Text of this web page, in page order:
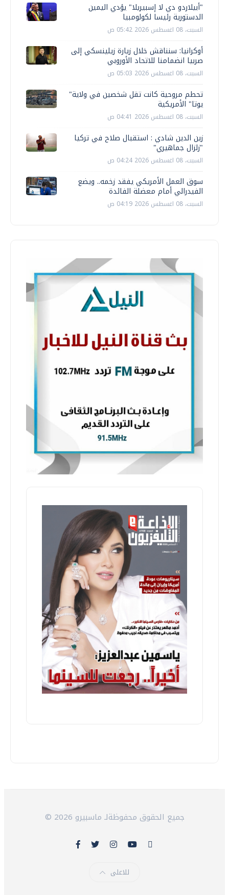
"أبيلاردو دي لا إسبيريلا" يؤدي اليمين
الدستورية رئيسا لكولومبيا
السبت، 08 اغسطس 2026 05:42 ص
أوكرانيا: سنناقش خلال زيارة زيلينسكي إلى
صربيا انضمامنا للاتحاد الأوروبي
السبت، 08 اغسطس 2026 05:03 ص
تحطم مروحية كانت تقل شخصين في ولاية"
يوتا" الأمريكية
السبت، 08 اغسطس 2026 04:41 ص
زين الدين شادي : استقبال صلاح في تركيا
"زلزال جماهيري"
السبت، 08 اغسطس 2026 04:24 ص
سوق العمل الأمريكي يفقد زخمه.. ويضع
الفيدرالي أمام معضلة الفائدة
السبت، 08 اغسطس 2026 04:19 ص
© 2026 جميع الحقوق محفوظةلـ ماسبيرو
للاعلى